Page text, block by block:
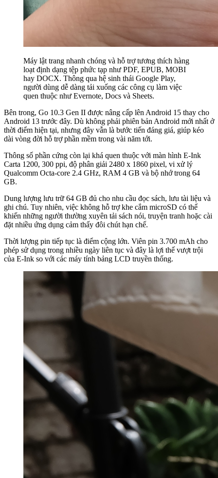
Máy lật trang nhanh chóng và hỗ trợ tương thích hàng
loạt định dạng tệp phức tạp như PDF, EPUB, MOBI
hay DOCX. Thông qua hệ sinh thái Google Play,
người dùng dễ dàng tải xuống các công cụ làm việc
quen thuộc như Evernote, Docs và Sheets.
Bên trong, Go 10.3 Gen II được nâng cấp lên Android 15 thay cho
Android 13 trước đây. Dù không phải phiên bản Android mới nhất ở
thời điểm hiện tại, nhưng đây vẫn là bước tiến đáng giá, giúp kéo
dài vòng đời hỗ trợ phần mềm trong vài năm tới.
Thông số phần cứng còn lại khá quen thuộc với màn hình E-Ink
Carta 1200, 300 ppi, độ phân giải 2480 x 1860 pixel, vi xử lý
Qualcomm Octa-core 2.4 GHz, RAM 4 GB và bộ nhớ trong 64
GB.
Dung lượng lưu trữ 64 GB đủ cho nhu cầu đọc sách, lưu tài liệu và
ghi chú. Tuy nhiên, việc không hỗ trợ khe cắm microSD có thể
khiến những người thường xuyên tải sách nói, truyện tranh hoặc cài
đặt nhiều ứng dụng cảm thấy đôi chút hạn chế.
Thời lượng pin tiếp tục là điểm cộng lớn. Viên pin 3.700 mAh cho
phép sử dụng trong nhiều ngày liên tục và đây là lợi thế vượt trội
của E-Ink so với các máy tính bảng LCD truyền thống.